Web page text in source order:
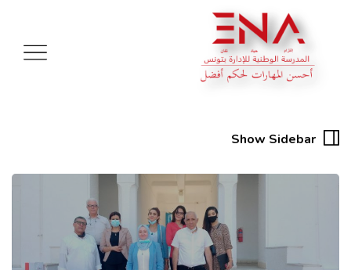
Show Sidebar